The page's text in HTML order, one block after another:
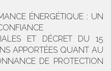
ÉNERGÉTIQUE : UN
ET DÉCRET DU 15
APPORTÉES QUANT AU
DE PROTECTION